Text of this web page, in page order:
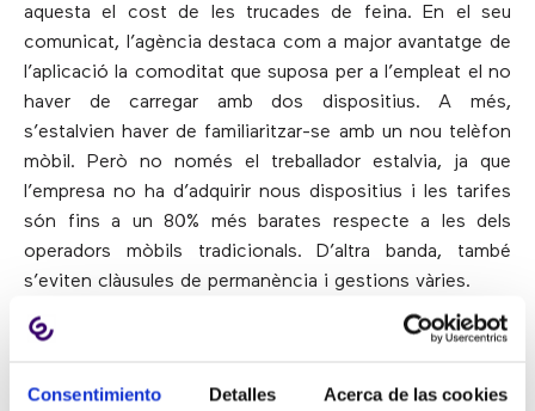
Consentimiento Detalles Acerca de las cookies
aquesta el cost de les trucades de feina. En el seu
comunicat, l’agència destaca com a major avantatge de
l’aplicació la comoditat que suposa per a l’empleat el no
haver de carregar amb dos dispositius. A més,
s’estalvien haver de familiaritzar-se amb un nou telèfon
mòbil. Però no només el treballador estalvia, ja que
l’empresa no ha d’adquirir nous dispositius i les tarifes
són fins a un 80% més barates respecte a les dels
operadors mòbils tradicionals. D’altra banda, també
s’eviten clàusules de permanència i gestions vàries.
Com funciona?